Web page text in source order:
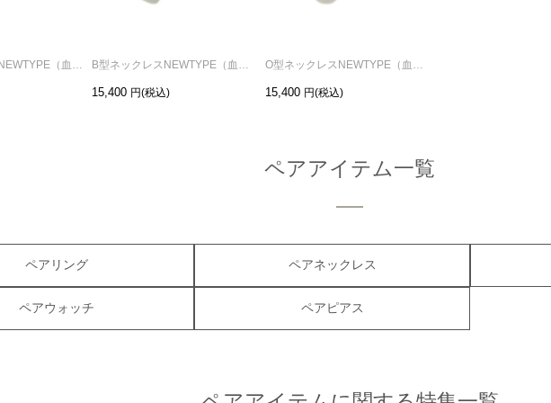
15,400 15,400
ペアアイテム一覧
ペアリング ペアネックレス
ペアウォッチ ペアピアス